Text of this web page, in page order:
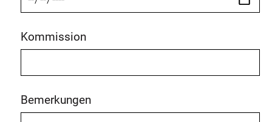
Kommission
Bemerkungen